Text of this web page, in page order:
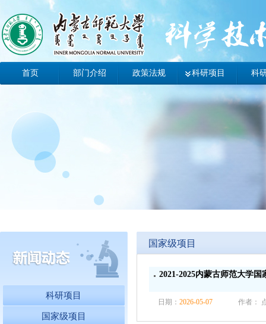
首页 部门介绍 政策法规 科研项目 科
科研项目
国家级项目
国家级项目
2021-2025内蒙古师范大学国
日期： 2026-05-07 作者：